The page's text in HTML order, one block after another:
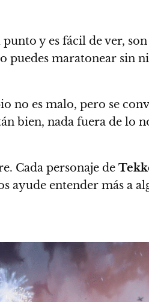
y es fácil de ver, son
puedes maratonear sin
no es malo, pero se
bien, nada fuera de lo
Cada personaje de
ayude entender más a